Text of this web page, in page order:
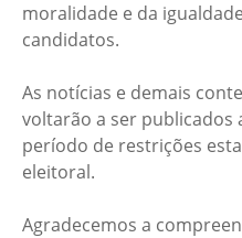
moralidade e da
candidatos.
As notícias e demais
voltarão a ser
período de restrições
eleitoral.
Agradecemos a